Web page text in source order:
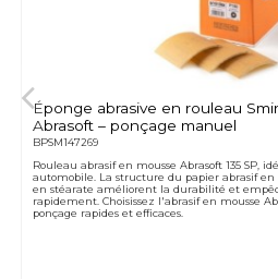
Éponge abrasive en rouleau
Abrasoft – ponçage manuel
BPSM147269
Rouleau abrasif en mousse Abrasoft 135 SP,
automobile. La structure du papier abrasif en
en stéarate améliorent la durabilité et
rapidement. Choisissez l'abrasif en mousse
ponçage rapides et efficaces.